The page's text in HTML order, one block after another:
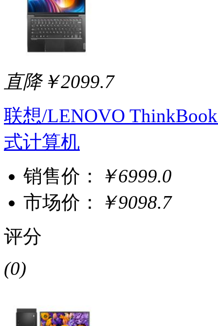
直降￥2099.7
联想/LENOVO
式计算机
销售价：
￥6999.0
市场价：
￥9098.7
评分
(0)